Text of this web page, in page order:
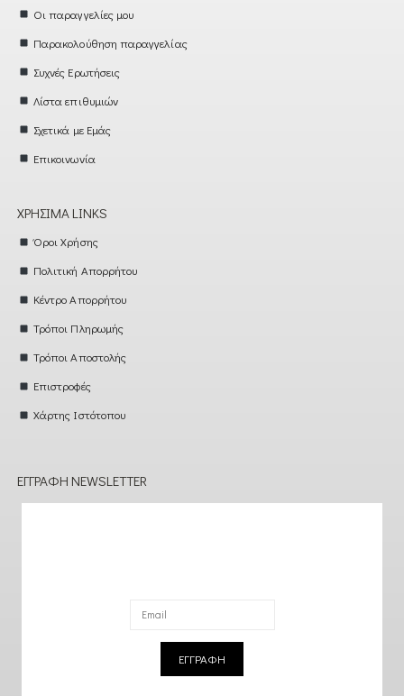
Οι παραγγελίες μου
Παρακολούθηση παραγγελίας
Συχνές Ερωτήσεις
Λίστα επιθυμιών
Σχετικά με Εμάς
Επικοινωνία
ΧΡΉΣΙΜΑ LINKS
Όροι Χρήσης
Πολιτική Απορρήτου
Κέντρο Απορρήτου
Τρόποι Πληρωμής
Τρόποι Αποστολής
Επιστροφές
Χάρτης Ιστότοπου
ΕΓΓΡΑΦΉ NEWSLETTER
ΕΓΓΡΑΦΗ